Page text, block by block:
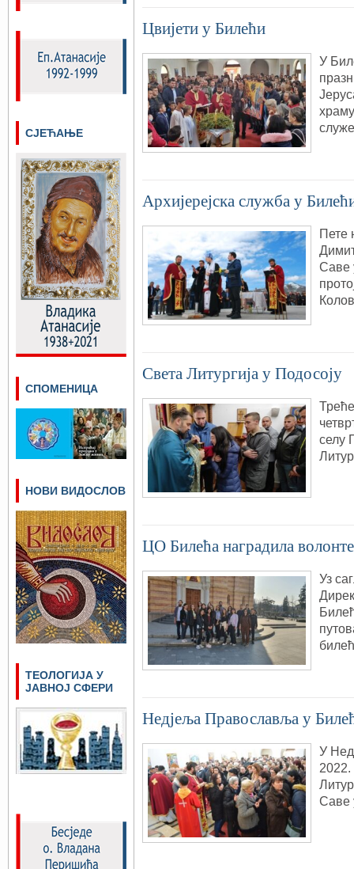
Цвијети у Билећи
У
Архијерејска служба у
Пете
Саве
Света Литургија у Подосоју
селу
ЦО Билећа наградила
Уз
Недјељa Православља у
У
Саве
СЈЕЋАЊЕ
СПОМЕНИЦА
НОВИ ВИДОСЛОВ
ТЕОЛОГИЈА У
ЈАВНОЈ СФЕРИ